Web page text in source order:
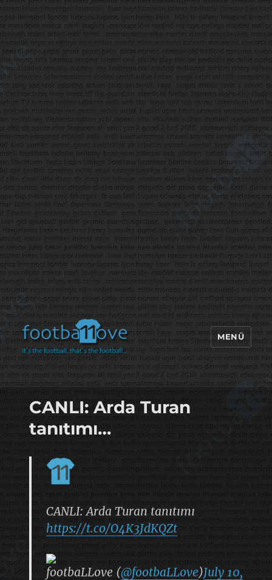
footbaLLove
MENÜ
CANLI: Arda Turan
tanıtımı…
CANLI: Arda Turan tanıtımı
https://t.co/O4K3JdKQZt
footbaLLove (@footbaLLove)July 10,